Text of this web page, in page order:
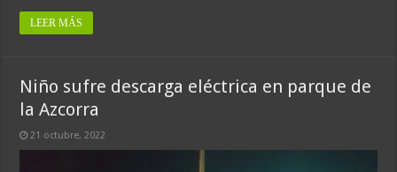
LEER MÁS
Niño sufre descarga eléctrica en parque de
la Azcorra
21 octubre, 2022